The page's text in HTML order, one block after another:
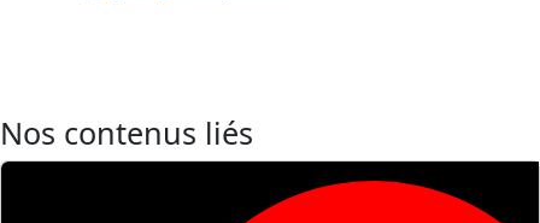
Nos contenus liés